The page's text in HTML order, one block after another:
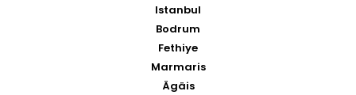
Istanbul
Bodrum
Fethiye
Marmaris
Ägäis